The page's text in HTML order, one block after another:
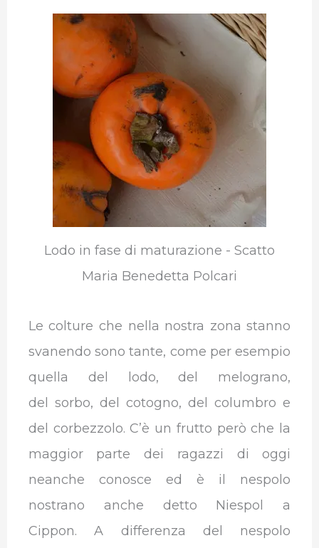
Lodo in fase di maturazione - Scatto
Maria Benedetta Polcari
Le colture che nella nostra zona stanno
svanendo sono tante, come per esempio
quella del lodo, del melograno,
del sorbo, del cotogno, del columbro e
del corbezzolo.C’è un frutto però che la
maggior parte dei ragazzi di oggi
neanche conosce ed è il nespolo
nostrano anche detto Niespol a
Cippon.A differenza del nespolo